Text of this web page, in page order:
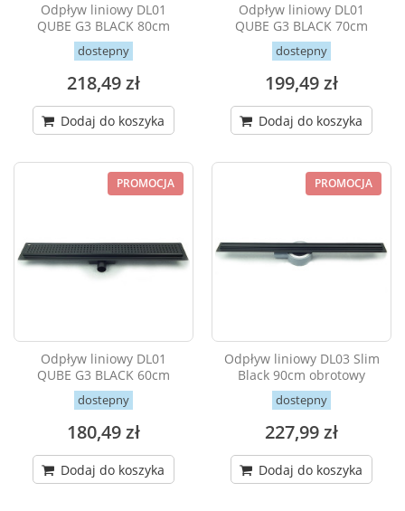
Odpływ liniowy DL01
QUBE G3 BLACK 80cm
dostepny
218,49 zł
Dodaj do koszyka
Odpływ liniowy DL01
QUBE G3 BLACK 70cm
dostepny
199,49 zł
Dodaj do koszyka
PROMOCJA
Odpływ liniowy DL01
QUBE G3 BLACK 60cm
dostepny
180,49 zł
Dodaj do koszyka
PROMOCJA
Odpływ liniowy DL03 Slim
Black 90cm obrotowy
dostepny
227,99 zł
Dodaj do koszyka